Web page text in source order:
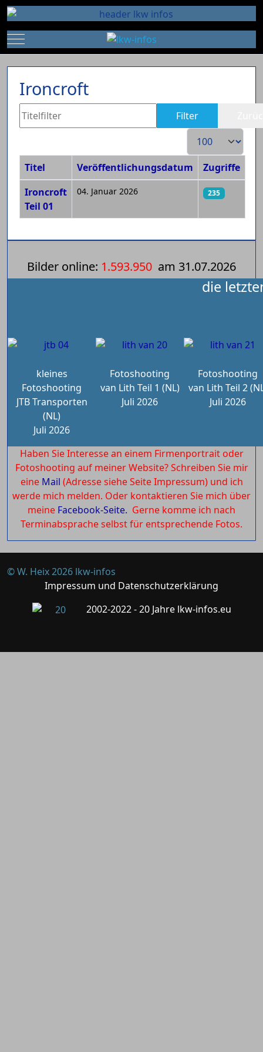
Mobile Menu Toggle
Ironcroft
Titelfilter Filter
Anzeige #
Beiträge
Titel Veröffentlichungsdatum
Zugriffe
Ironcroft
Teil 01
04. Januar 2026 235
Bilder online: 1.593.950 am 31.07.2026
die
kleines
Fotoshooting
JTB Transporten
(NL)
Juli 2026
Fotoshooting
van Lith Teil 1 (NL)
Juli 2026
Fotoshooting
van Lith Teil 2
Juli 2026
Haben Sie Interesse an einem Firmenportrait oder
Fotoshooting auf meiner Website? Schreiben Sie mir
eine Mail (Adresse siehe Seite Impressum) und ich
werde mich melden. Oder kontaktieren Sie mich über
meine Facebook-Seite. Gerne komme ich nach
Terminabsprache selbst für entsprechende Fotos.
© W. Heix 2026 lkw-infos
Impressum und Datenschutzerklärung
2002-2022 - 20 Jahre lkw-infos.eu